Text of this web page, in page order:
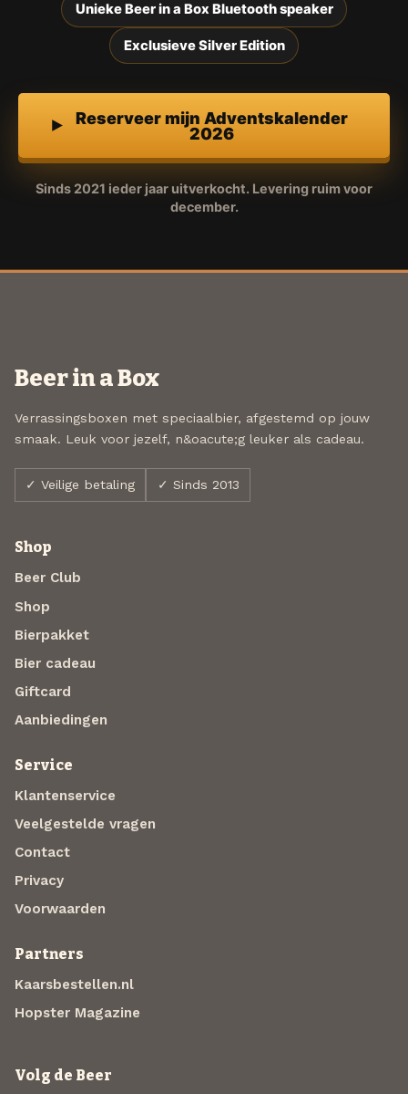
Unieke Beer in a Box Bluetooth speaker
Exclusieve Silver Edition
Reserveer mijn Adventskalender
2026
Sinds 2021 ieder jaar uitverkocht. Levering ruim voor
december.
Beer in a Box
Verrassingsboxen met speciaalbier, afgestemd op jouw
smaak. Leuk voor jezelf, n&oacute;g leuker als cadeau.
✓ Veilige betaling ✓ Sinds 2013
Shop
Beer Club
Shop
Bierpakket
Bier cadeau
Giftcard
Aanbiedingen
Service
Klantenservice
Veelgestelde vragen
Contact
Privacy
Voorwaarden
Partners
Kaarsbestellen.nl
Hopster Magazine
Volg de Beer